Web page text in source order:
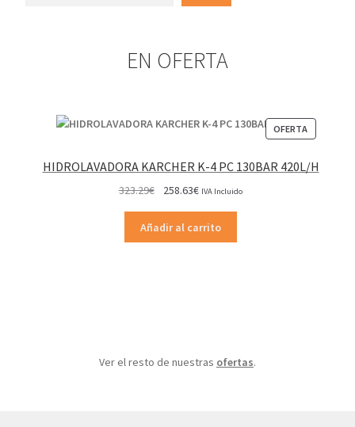
EN OFERTA
OFERTA
EN
HIDROLAVADORA KARCHER K-4 PC 130BAR 420L/H
323.29€
original
era:
258.63€El
actual
es:
IVA Incluido
Añadir al carrito
Ver el resto de nuestras ofertas.